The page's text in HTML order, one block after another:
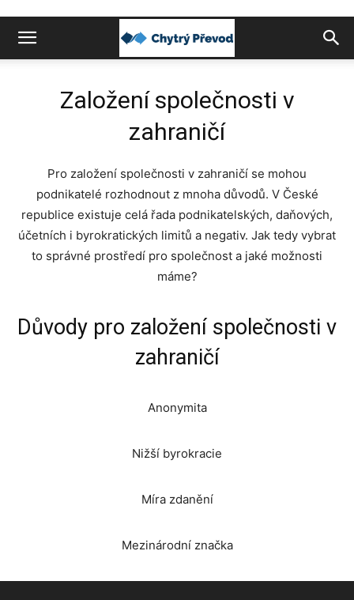
Chytrý
Založení společnosti v
zahraničí
Pro založení společnosti v zahraničí se mohou
podnikatelé rozhodnout z mnoha důvodů. V České
republice existuje celá řada podnikatelských, daňových,
účetních i byrokratických limitů a negativ. Jak tedy vybrat
to správné prostředí pro společnost a jaké možnosti
máme?
Důvody pro založení společnosti v
zahraničí
Anonymita
Nižší byrokracie
Míra zdanění
Mezinárodní značka